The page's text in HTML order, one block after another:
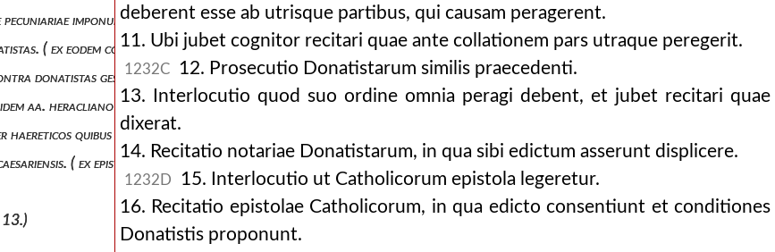
imponuntur donatistis. ( ex cod. theod., tit. de haereticis, l. 52). i
( ex eodem cod., ibid., l. 54.). idem aa. juliano proc. africae.
donatistas gesta anno 411, sub marcellino cognitore eo quamlibet mortuo et inv
aa. heracliano com. afric.
haereticos quibus nusquam in romano solo conveniendi orandique locus relinqu
( ex epistola prima ).
13.)
deberent esse ab utrisque partibus, qui causam peragerent.
11. Ubi jubet cognitor recitari quae ante collationem pars utraque peregerit.
1232C
12. Prosecutio Donatistarum similis praecedenti.
13. Interlocutio quod suo ordine omnia peragi debent, et jubet recitari quae
dixerat.
14. Recitatio notariae Donatistarum, in qua sibi edictum asserunt displicere.
1232D
15. Interlocutio ut Catholicorum epistola legeretur.
16. Recitatio epistolae Catholicorum, in qua edicto consentiunt et conditiones
Donatistis proponunt.